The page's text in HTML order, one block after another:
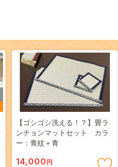
【ゴシゴシ洗える！？】畳ラ
ンチョンマットセット カラ
ー：青紋＋青
14,000 円